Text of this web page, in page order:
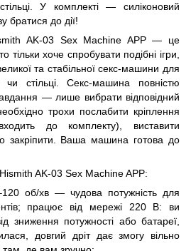
У комплекті — силіконовий
братися до дії!
AK-03 Sex Machine APP — це
тільки хоче спробувати подібні ігри,
та стабільної секс-машини для
чи стільці. Секс-машина повністю
— лише вибрати відповідний
трохи послабити кріплення
до комплекту), виставити
закріпити. Ваша машина готова до
AK-03 Sex Machine APP:
об/хв — чудова потужність для
працює від мережі 220 В: ви
зниження потужності або батареї,
довгий дріт дає змогу вільно